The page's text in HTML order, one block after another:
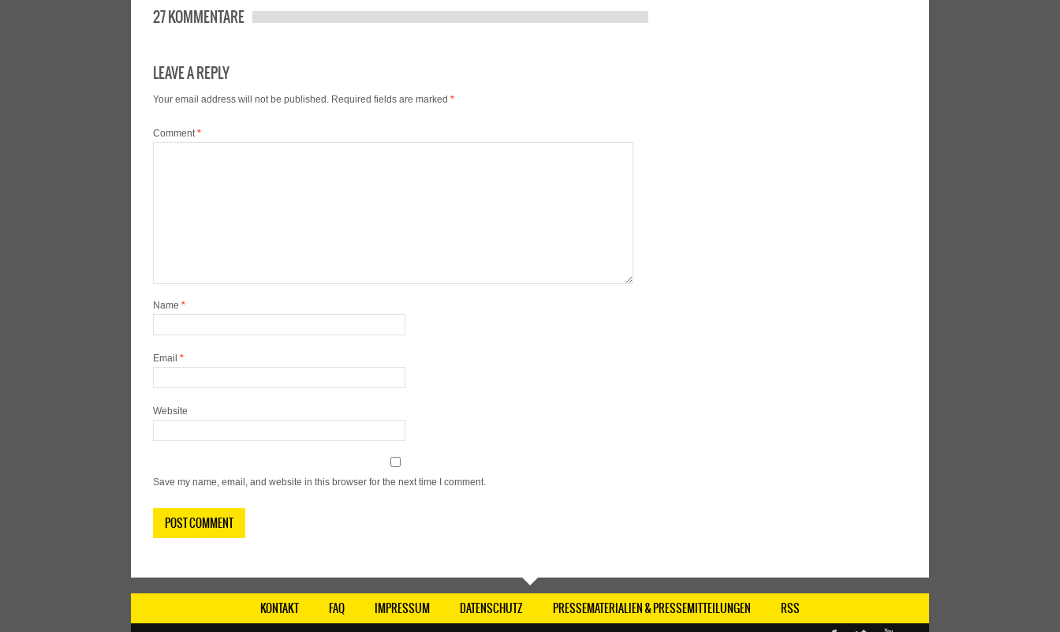
27 KOMMENTARE
LEAVE A REPLY
Your email address will not be published. Required fields are marked *
Comment*
Name *
Email *
Website
Save my name, email, and website in this browser for the next time I comment.
KONTAKT FAQ IMPRESSUM DATENSCHUTZ PRESSEMATERIALIEN & PRESSEMITTEILUNGEN RSS